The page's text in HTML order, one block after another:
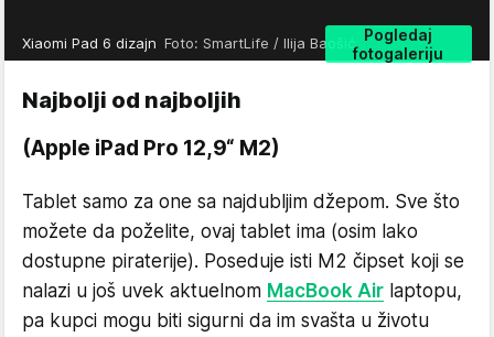
Pogledaj
fotogaleriju
Xiaomi Pad 6 dizajn Foto: SmartLife / Ilija Baošić
Najbolji od najboljih
(Apple iPad Pro 12,9“ M2)
Tablet samo za one sa najdubljim džepom. Sve što
možete da poželite, ovaj tablet ima (osim lako
dostupne piraterije). Poseduje isti M2 čipset koji se
nalazi u još uvek aktuelnom MacBook Air laptopu,
pa kupci mogu biti sigurni da im svašta u životu